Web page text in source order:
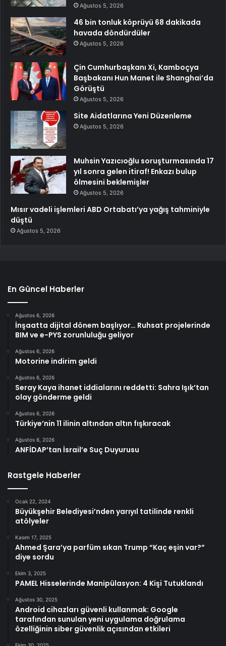
Ağustos 5, 2026
46 bin tonluk köprüyü 68 dakikada
havada döndürdüler
Ağustos 5, 2026
Çin Cumhurbaşkanı Xi, Kamboçya
Başbakanı Hun Manet ile Shanghai’da
Görüştü
Ağustos 5, 2026
Site Aidatlarına Yeni Düzenleme
Ağustos 5, 2026
Muhsin Yazıcıoğlu soruşturmasında 17
yıl sonra gelen itiraf! Enkazı bulup
ölmesini beklemişler
Ağustos 5, 2026
Mısır vadeli işlemleri ABD Ortabatı’ya yağış tahminiyle
düştü
Ağustos 5, 2026
En Güncel Haberler
Ağustos 6, 2026
İnşaatta dijital dönem başlıyor… Ruhsat projelerinde
BIM ve e-PYS zorunluluğu geliyor
Ağustos 6, 2026
Motorine indirim geldi
Ağustos 6, 2026
Seray Kaya ihanet iddialarını reddetti: Sahra Işık’tan
olay gönderme geldi
Ağustos 6, 2026
Türkiye’nin 11 ilinin altından altın fışkıracak
Ağustos 6, 2026
ANFİDAP’tan İsrail’e Suç Duyurusu
Rastgele Haberler
Ocak 22, 2024
Büyükşehir Belediyesi’nden yarıyıl tatilinde renkli
atölyeler
Kasım 17, 2025
Ahmed Şara’ya parfüm sıkan Trump “Kaç eşin var?”
diye sordu
Ekim 3, 2025
PAMEL Hisselerinde Manipülasyon: 4 Kişi Tutuklandı
Ağustos 30, 2025
Android cihazları güvenli kullanmak: Google
tarafından sunulan yeni uygulama doğrulama
özelliğinin siber güvenlik açısından etkileri